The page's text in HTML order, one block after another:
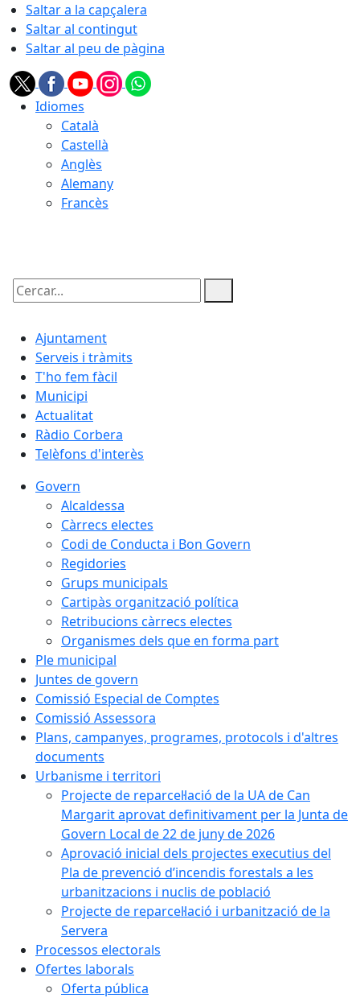
Saltar a la capçalera
Saltar al contingut
Saltar al peu de pàgina
Idiomes
Català
Castellà
Anglès
Alemany
Francès
Cercar:
Ajuntament
Serveis i tràmits
T'ho fem fàcil
Municipi
Actualitat
Ràdio Corbera
Telèfons d'interès
Govern
Alcaldessa
Càrrecs electes
Codi de Conducta i Bon Govern
Regidories
Grups municipals
Cartipàs organització política
Retribucions càrrecs electes
Organismes dels que en forma part
Ple municipal
Juntes de govern
Comissió Especial de Comptes
Comissió Assessora
Plans, campanyes, programes, protocols i d'altres
documents
Urbanisme i territori
Projecte de reparcel·lació de la UA de Can
Margarit aprovat definitivament per la Junta de
Govern Local de 22 de juny de 2026
Aprovació inicial dels projectes executius del
Pla de prevenció d’incendis forestals a les
urbanitzacions i nuclis de població
Projecte de reparcel·lació i urbanització de la
Servera
Processos electorals
Ofertes laborals
Oferta pública